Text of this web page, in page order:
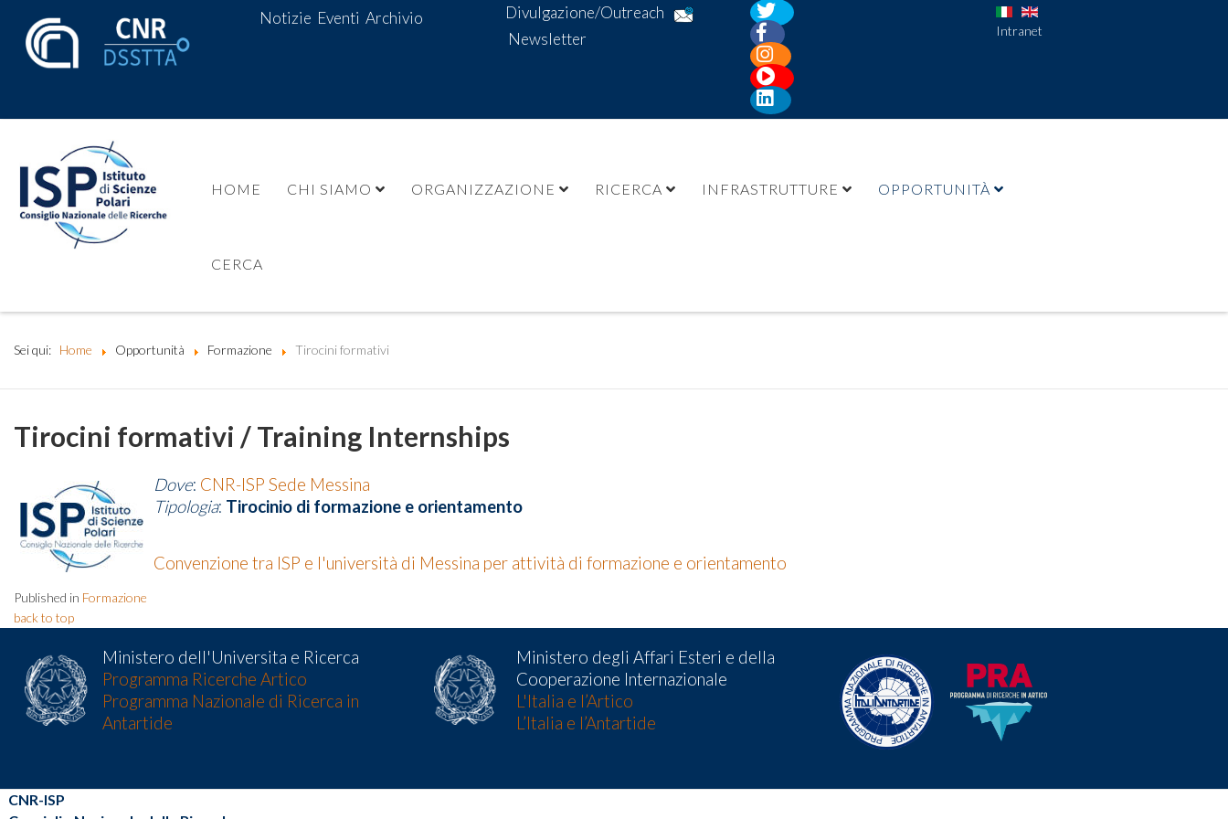
Notizie Eventi Archivio
Divulgazione/Outreach
Newsletter
Intranet
HOME CHI SIAMO ORGANIZZAZIONE RICERCA INFRASTRUTTURE OPPORTUNITÀ
CERCA
Sei qui: Home Opportunità Formazione Tirocini formativi
Tirocini formativi / Training Internships
Dove: CNR-ISP Sede Messina
Tipologia: Tirocinio di formazione e orientamento
Convenzione tra ISP e l'università di Messina per attività di formazione e orientamento
Published in Formazione
back to top
Ministero dell'Universita e Ricerca
Programma Ricerche Artico
Programma Nazionale di Ricerca in
Antartide
Ministero degli Affari Esteri e della
Cooperazione Internazionale
L'Italia e l’Artico
L’Italia e l’Antartide
CNR-ISP